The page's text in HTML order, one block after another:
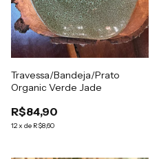
Travessa/Bandeja/Prato
Organic Verde Jade
R$84,90
12x de R$8,60